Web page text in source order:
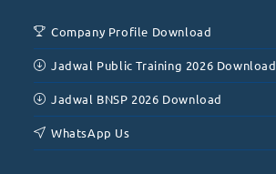
Company Profile Download
Jadwal Public Training 2026 Download
Jadwal BNSP 2026 Download
WhatsApp Us